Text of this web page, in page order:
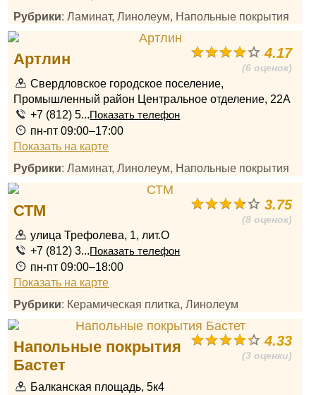
Рубрики: Ламинат, Линолеум, Напольные покрытия
4.17
(6 оценок)
Артлин
Свердловское городское поселение,
Промышленный район Центральное отделение, 22А
+7 (812) 5...Показать телефон
пн-пт 09:00–17:00
Показать на карте
Рубрики: Ламинат, Линолеум, Напольные покрытия
3.75
(8 оценок)
СТМ
улица Трефолева, 1, лит.О
+7 (812) 3...Показать телефон
пн-пт 09:00–18:00
Показать на карте
Рубрики: Керамическая плитка, Линолеум
4.33
(3 оценки)
Напольные покрытия
Бастет
Балканская площадь, 5к4